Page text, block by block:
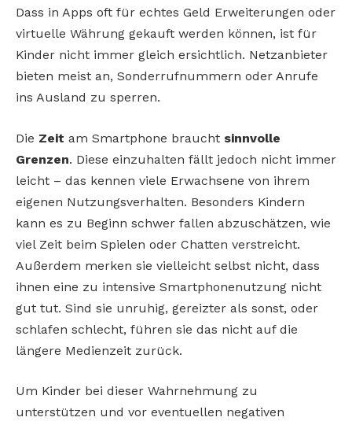
Dass in Apps oft für echtes Geld Erweiterungen oder
virtuelle Währung gekauft werden können, ist für
Kinder nicht immer gleich ersichtlich. Netzanbieter
bieten meist an, Sonderrufnummern oder Anrufe
ins Ausland zu sperren.
Die Zeit am Smartphone braucht sinnvolle
Grenzen. Diese einzuhalten fällt jedoch nicht immer
leicht – das kennen viele Erwachsene von ihrem
eigenen Nutzungsverhalten. Besonders Kindern
kann es zu Beginn schwer fallen abzuschätzen, wie
viel Zeit beim Spielen oder Chatten verstreicht.
Außerdem merken sie vielleicht selbst nicht, dass
ihnen eine zu intensive Smartphonenutzung nicht
gut tut. Sind sie unruhig, gereizter als sonst, oder
schlafen schlecht, führen sie das nicht auf die
längere Medienzeit zurück.
Um Kinder bei dieser Wahrnehmung zu
unterstützen und vor eventuellen negativen